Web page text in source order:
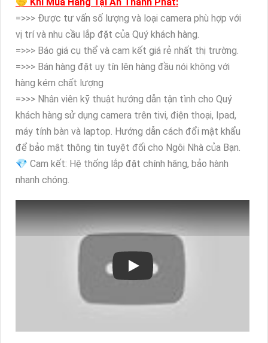
=>>> Được tư vấn số lượng và loại camera phù hợp với
vị trí và nhu cầu lắp đặt của Quý khách hàng.
=>>> Báo giá cụ thể và cam kết giá rẻ nhất thị trường.
=>>> Bán hàng đặt uy tín lên hàng đầu nói không với
hàng kém chất lượng
=>>> Nhân viên kỹ thuật hướng dẫn tận tình cho Quý
khách hàng sử dụng camera trên tivi, điện thoại, Ipad,
máy tính bàn và laptop. Hướng dẫn cách đổi mật khẩu
để bảo mật thông tin tuyệt đối cho Ngôi Nhà của Bạn.
💎 Cam kết: Hệ thống lắp đặt chính hãng, bảo hành
nhanh chóng.